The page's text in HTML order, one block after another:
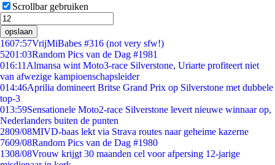
Scrollbar gebruiken
opslaan
1607:57VrijMiBabes #316 (not very sfw!)
5201:03Random Pics van de Dag #1981
016:11 Almansa wint Moto3-race Silverstone, Uriarte profiteert niet
van afwezige kampioenschapsleider
014:46Aprilia domineert Britse Grand Prix op Silverstone met dubbele
top-3
013:59Sensationele Moto2-race Silverstone levert nieuwe winnaar op,
Nederlanders buiten de punten
2809/08MIVD-baas lekt via Strava routes naar geheime kazerne
7609/08Random Pics van de Dag #1980
1308/08Vrouw krijgt 30 maanden cel voor afpersing 12-jarige